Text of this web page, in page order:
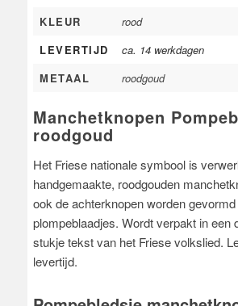
KLEUR
rood
LEVERTIJD
ca. 14 werkdagen
METAAL
roodgoud
Manchetknopen
roodgoud
Het Friese nationale symbool is
handgemaakte, roodgouden
ook de achterknopen worden
plompeblaadjes. Wordt verpakt in een
stukje tekst van het Friese volkslied.
levertijd.